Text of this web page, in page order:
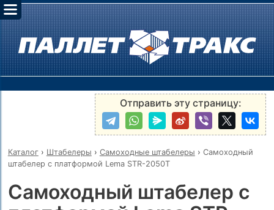
Отправить эту страницу:
Каталог› Штабелеры › Самоходные штабелеры › Самоходный
штабелер с платформой Lema STR-2050T
Самоходный штабелер с